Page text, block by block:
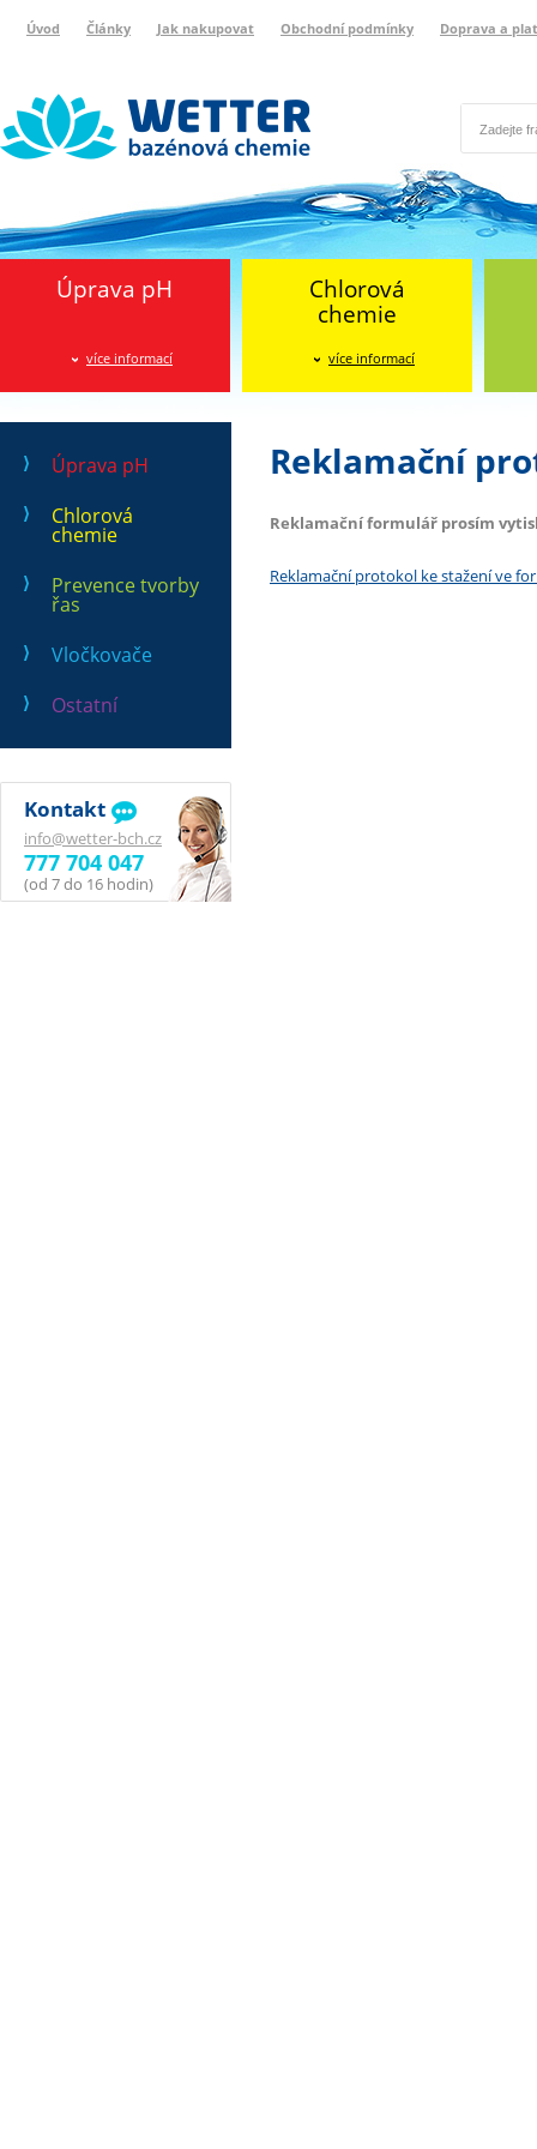
Úvod Články Jak nakupovat Obchodní podmínky Doprava a
Úprava pH
více informací
Chlorová
chemie
více informací
Úprava pH
Chlorová
chemie
Prevence tvorby
řas
Vločkovače
Ostatní
Kontakt
info@wetter-bch.cz
777 704 047
(od 7 do 16 hodin)
Reklamační
Reklamační formulář prosím
Reklamační protokol ke stažení ve